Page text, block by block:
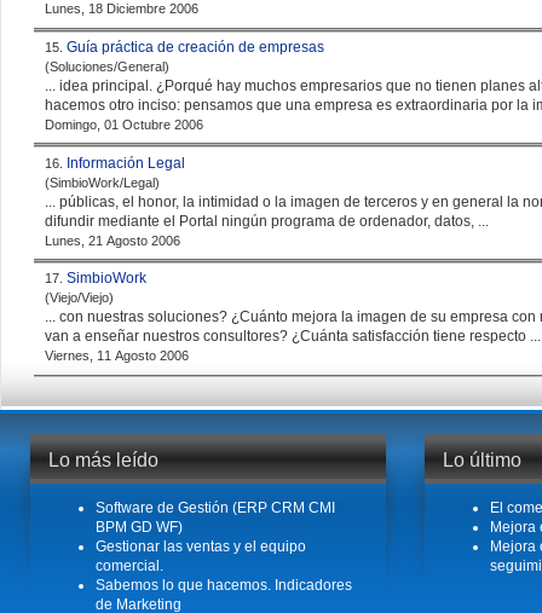
Lunes, 18 Diciembre 2006
15. Guía práctica de creación de empresas
(Soluciones/General)
... idea principal. ¿Porqué hay muchos empresarios que no tienen planes
hacemos otro inciso: pensamos que una empresa es extraordinaria por la
Domingo, 01 Octubre 2006
16. Información Legal
(SimbioWork/Legal)
... públicas, el honor, la intimidad o la imagen de terceros y en general la
difundir mediante el Portal ningún programa de ordenador, datos, ...
Lunes, 21 Agosto 2006
17. SimbioWork
(Viejo/Viejo)
... con nuestras soluciones? ¿Cuánto mejora la imagen de su empresa con nuestras
van a enseñar nuestros consultores? ¿Cuánta satisfacción tiene respecto ...
Viernes, 11 Agosto 2006
Lo más leído
Software de Gestión (ERP CRM CMI
BPM GD WF)
Gestionar las ventas y el equipo
comercial.
Sabemos lo que hacemos. Indicadores
de Marketing
Lo último
El
Mejora
Mejora